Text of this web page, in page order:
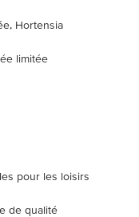
Hortensia
limitée
pour les loisirs
de qualité